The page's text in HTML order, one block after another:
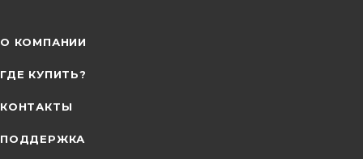
О КОМПАНИИ
ГДЕ КУПИТЬ?
КОНТАКТЫ
ПОДДЕРЖКА